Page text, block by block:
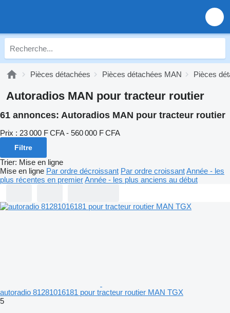
Pièces détachées Pièces détachées MAN Pièces
Autoradios MAN pour tracteur routier
61 annonces: Autoradios MAN pour tracteur routier
Prix : 23 000 F CFA - 560 000 F CFA
Filtre
Trier: Mise en ligne
Mise en ligne Par ordre décroissant Par ordre croissantAnnée - les
plus récentes en premierAnnée - les plus anciens au début
autoradio 81281016181 pour tracteur routier MAN TGX
5